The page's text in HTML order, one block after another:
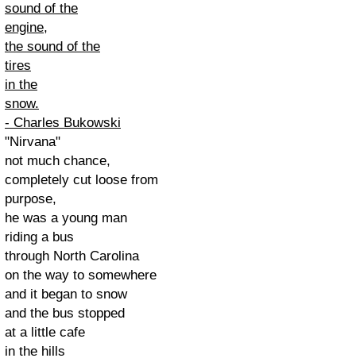
sound of the
engine,
the sound of the
tires
in the
snow.
- Charles Bukowski
"Nirvana"
not much chance,
completely cut loose from
purpose,
he was a young man
riding a bus
through North Carolina
on the way to somewhere
and it began to snow
and the bus stopped
at a little cafe
in the hills